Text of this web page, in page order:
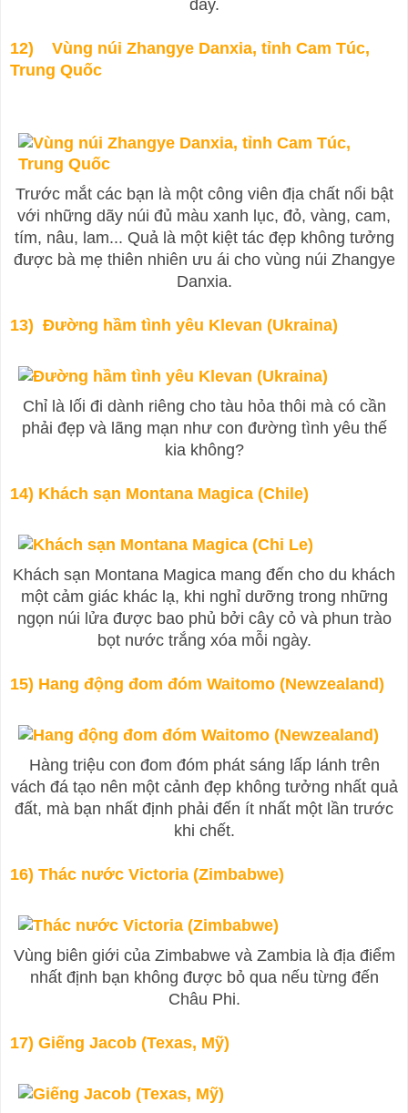
đây.
12) Vùng núi Zhangye Danxia, tỉnh Cam Túc,
Trung Quốc
Trước mắt các bạn là một công viên địa chất nổi bật
với những dãy núi đủ màu xanh lục, đỏ, vàng, cam,
tím, nâu, lam... Quả là một kiệt tác đẹp không tưởng
được bà mẹ thiên nhiên ưu ái cho vùng núi Zhangye
Danxia.
13) Đường hầm tình yêu Klevan (Ukraina)
Chỉ là lối đi dành riêng cho tàu hỏa thôi mà có cần
phải đẹp và lãng mạn như con đường tình yêu thế
kia không?
14) Khách sạn Montana Magica (Chile)
Khách sạn Montana Magica mang đến cho du khách
một cảm giác khác lạ, khi nghỉ dưỡng trong những
ngọn núi lửa được bao phủ bởi cây cỏ và phun trào
bọt nước trắng xóa mỗi ngày.
15) Hang động đom đóm Waitomo (Newzealand)
Hàng triệu con đom đóm phát sáng lấp lánh trên
vách đá tạo nên một cảnh đẹp không tưởng nhất quả
đất, mà bạn nhất định phải đến ít nhất một lần trước
khi chết.
16) Thác nước Victoria (Zimbabwe)
Vùng biên giới của Zimbabwe và Zambia là địa điểm
nhất định bạn không được bỏ qua nếu từng đến
Châu Phi.
17) Giếng Jacob (Texas, Mỹ)